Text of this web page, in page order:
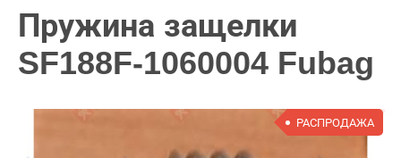
Пружина защелки
SF188F-1060004 Fubag
РАСПРОДАЖА